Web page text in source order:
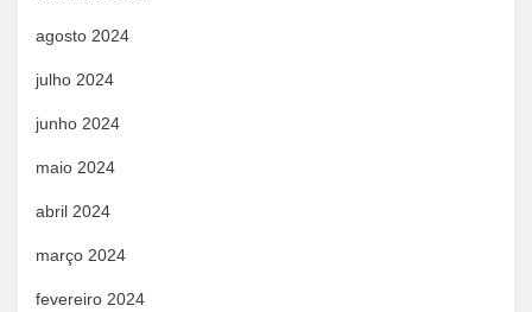
agosto 2024
julho 2024
junho 2024
maio 2024
abril 2024
março 2024
fevereiro 2024